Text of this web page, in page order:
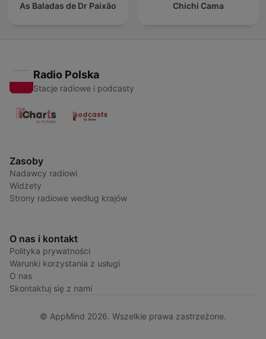
As Baladas de Dr Paixão Chichi Cama
Radio Polska
Stacje radiowe i podcasty
Zasoby
Nadawcy radiowi
Widżety
Strony radiowe według krajów
O nas i kontakt
Polityka prywatności
Warunki korzystania z usługi
O nas
Skontaktuj się z nami
© AppMind 2026. Wszelkie prawa zastrzeżone.